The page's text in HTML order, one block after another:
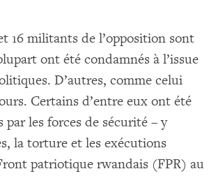
16 militants de l’opposition sont
ont été condamnés à l’issue
D’autres, comme celui
Certains d’entre eux ont été
les forces de sécurité – y
la torture et les exécutions
patriotique rwandais (FPR) au